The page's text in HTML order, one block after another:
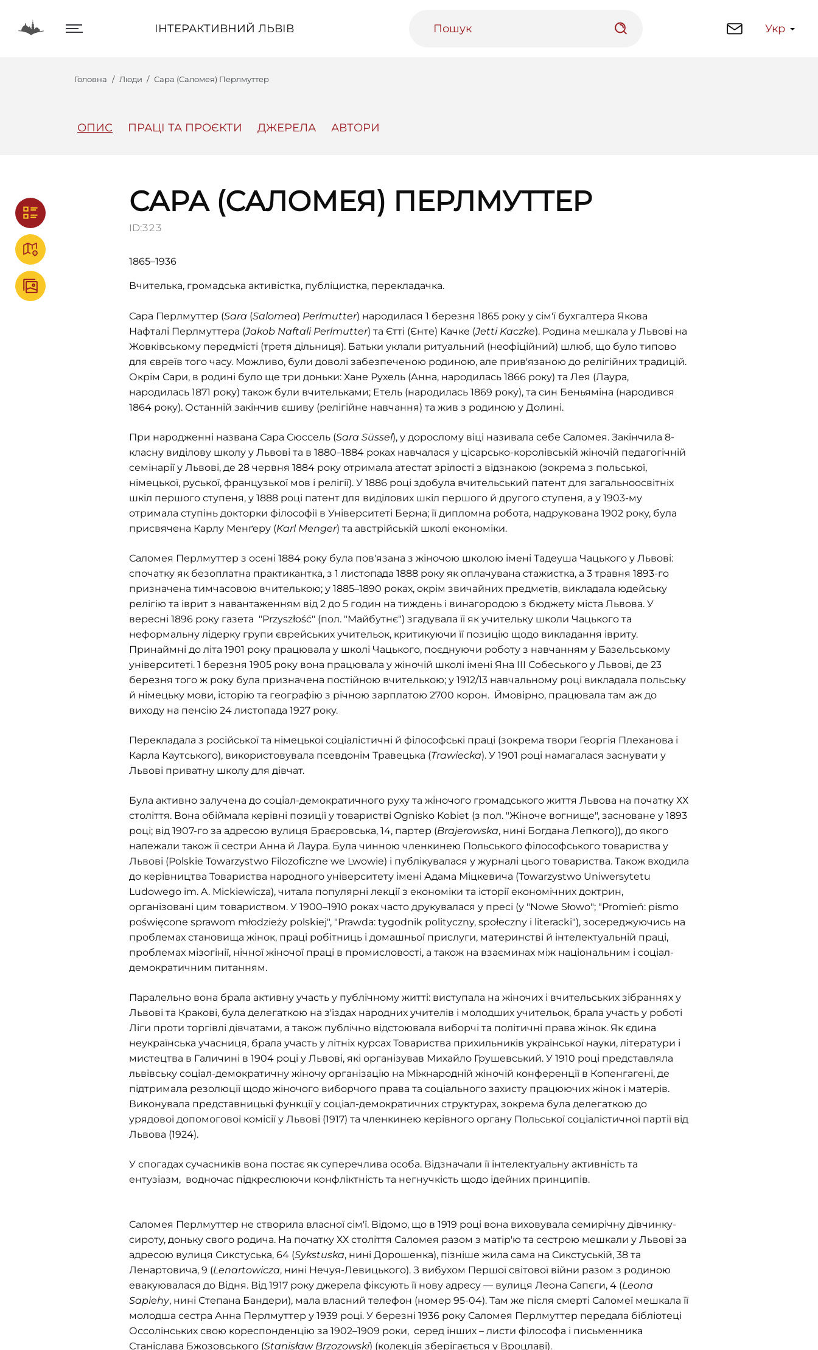
ІНТЕРАКТИВНИЙ ЛЬВІВ Укр
ІНТЕРАКТИВНИЙ ЛЬВІВ
Головна Люди Сара (Саломея) Перлмуттер
ОПИС ПРАЦІ ТА ПРОЄКТИ ДЖЕРЕЛА АВТОРИ
САРА (САЛОМЕЯ) ПЕРЛМУТТЕР
ID:323
1865–1936
Вчителька, громадська активістка, публіцистка, перекладачка.
Сара Перлмуттер (Sara (Salomea) Perlmutter) народилася 1 березня 1865 року у сім'ї бухгалтера Якова
Нафталі Перлмуттера (Jakob Naftali Perlmutter) та Єтті (Єнте) Качке (Jetti Kaczke). Родина мешкала у Львові на
Жовківському передмісті (третя дільниця). Батьки уклали ритуальний (неофіційний) шлюб, що було типово
для євреїв того часу. Можливо, були доволі забезпеченою родиною, але прив'язаною до релігійних традицій.
Окрім Сари, в родині було ще три доньки: Хане Рухель (Анна, народилась 1866 року) та Лея (Лаура,
народилась 1871 року) також були вчительками; Етель (народилась 1869 року), та син Беньяміна (народився
1864 року). Останній закінчив єшиву (релігійне навчання) та жив з родиною у Долині.
При народженні названа Сара Сюссель (Sara Süssel), у дорослому віці називала себе Саломея. Закінчила 8-
класну виділову школу у Львові та в 1880–1884 роках навчалася у цісарсько-королівській жіночій педагогічній
семінарії у Львові, де 28 червня 1884 року отримала атестат зрілості з відзнакою (зокрема з польської,
німецької, руської, французької мов і релігії). У 1886 році здобула вчительський патент для загальноосвітніх
шкіл першого ступеня, у 1888 році патент для виділових шкіл першого й другого ступеня, а у 1903-му
отримала ступінь докторки філософії в Університеті Берна; її дипломна робота, надрукована 1902 року, була
присвячена Карлу Менґеру (Karl Menger) та австрійській школі економіки.
Саломея Перлмуттер з осені 1884 року була пов'язана з жіночою школою імені Тадеуша Чацького у Львові:
спочатку як безоплатна практикантка, з 1 листопада 1888 року як оплачувана стажистка, а 3 травня 1893-го
призначена тимчасовою вчителькою; у 1885–1890 роках, окрім звичайних предметів, викладала юдейську
релігію та іврит з навантаженням від 2 до 5 годин на тиждень і винагородою з бюджету міста Львова. У
вересні 1896 року газета "Przyszłość" (пол. "Майбутнє") згадувала її як учительку школи Чацького та
неформальну лідерку групи єврейських учительок, критикуючи її позицію щодо викладання івриту.
Принаймні до літа 1901 року працювала у школі Чацького, поєднуючи роботу з навчанням у Базельському
університеті. 1 березня 1905 року вона працювала у жіночій школі імені Яна III Собеського у Львові, де 23
березня того ж року була призначена постійною вчителькою; у 1912/13 навчальному році викладала польську
й німецьку мови, історію та географію з річною зарплатою 2700 корон. Ймовірно, працювала там аж до
виходу на пенсію 24 листопада 1927 року.
Перекладала з російської та німецької соціалістичні й філософські праці (зокрема твори Георгія Плеханова і
Карла Каутського), використовувала псевдонім Травецька (Trawiecka). У 1901 році намагалася заснувати у
Львові приватну школу для дівчат.
Була активно залучена до соціал-демократичного руху та жіночого громадського життя Львова на початку ХХ
століття. Вона обіймала керівні позиції у товаристві Ognisko Kobiet (з пол. "Жіноче вогнище", засноване у 1893
році; від 1907-го за адресою вулиця Браєровська, 14, партер (Brajerowska, нині Богдана Лепкого)), до якого
належали також її сестри Анна й Лаура. Була чинною членкинею Польського філософського товариства у
Львові (Polskie Towarzystwo Filozoficzne we Lwowie) і публікувалася у журналі цього товариства. Також входила
до керівництва Товариства народного університету імені Адама Міцкевича (Towarzystwo Uniwersytetu
Ludowego im. A. Mickiewicza), читала популярні лекції з економіки та історії економічних доктрин,
організовані цим товариством. У 1900–1910 роках часто друкувалася у пресі (у "Nowe Słowo"; "Promień: pismo
poświęcone sprawom młodzieży polskiej", "Prawda: tygodnik polityczny, społeczny i literacki"), зосереджуючись на
проблемах становища жінок, праці робітниць і домашньої прислуги, материнстві й інтелектуальній праці,
проблемах мізогінії, нічної жіночої праці в промисловості, а також на взаєминах між національним і соціал-
демократичним питанням.
Паралельно вона брала активну участь у публічному житті: виступала на жіночих і вчительських зібраннях у
Львові та Кракові, була делегаткою на з'їздах народних учителів і молодших учительок, брала участь у роботі
Ліги проти торгівлі дівчатами, а також публічно відстоювала виборчі та політичні права жінок. Як єдина
неукраїнська учасниця, брала участь у літніх курсах Товариства прихильників української науки, літератури і
мистецтва в Галичині в 1904 році у Львові, які організував Михайло Грушевський. У 1910 році представляла
львівську соціал-демократичну жіночу організацію на Міжнародній жіночій конференції в Копенгагені, де
підтримала резолюції щодо жіночого виборчого права та соціального захисту працюючих жінок і матерів.
Виконувала представницькі функції у соціал-демократичних структурах, зокрема була делегаткою до
урядової допомогової комісії у Львові (1917) та членкинею керівного органу Польської соціалістичної партії від
Львова (1924).
У спогадах сучасників вона постає як суперечлива особа. Відзначали її інтелектуальну активність та
ентузіазм, водночас підкреслюючи конфліктність та негнучкість щодо ідейних принципів.
Саломея Перлмуттер не створила власної сім'ї. Відомо, що в 1919 році вона виховувала семирічну дівчинку-
сироту, доньку свого родича. На початку ХХ століття Саломея разом з матір'ю та сестрою мешкали у Львові за
адресою вулиця Сикстуська, 64 (Sykstuska, нині Дорошенка), пізніше жила сама на Сикстуській, 38 та
Ленартовича, 9 (Lenartowicza, нині Нечуя-Левицького). З вибухом Першої світової війни разом з родиною
евакуювалася до Відня. Від 1917 року джерела фіксують її нову адресу — вулиця Леона Сапєги, 4 (Leona
Sapiehy, нині Степана Бандери), мала власний телефон (номер 95-04). Там же після смерті Саломеї мешкала її
молодша сестра Анна Перлмуттер у 1939 році. У березні 1936 року Саломея Перлмуттер передала бібліотеці
Оссолінських свою кореспонденцію за 1902–1909 роки, серед інших – листи філософа і письменника
Станіслава Бжозовського (Stanisław Brzozowski) (колекція зберігається у Вроцлаві).